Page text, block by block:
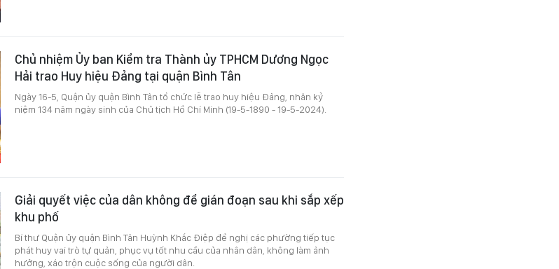
Chủ nhiệm Ủy ban Kiểm tra Thành ủy TPHCM Dương Ngọc
Hải trao Huy hiệu Đảng tại quận Bình Tân
Ngày 16-5, Quận ủy quận Bình Tân tổ chức lễ trao huy hiệu Đảng, nhân kỷ
niệm 134 năm ngày sinh của Chủ tịch Hồ Chí Minh (19-5-1890 - 19-5-2024).
Giải quyết việc của dân không để gián đoạn sau khi sắp xếp
khu phố
Bí thư Quận ủy quận Bình Tân Huỳnh Khắc Điệp đề nghị các phường tiếp tục
phát huy vai trò tự quản, phục vụ tốt nhu cầu của nhân dân, không làm ảnh
hưởng, xáo trộn cuộc sống của người dân.